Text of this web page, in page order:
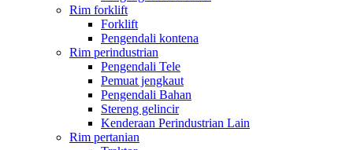
Rim forklift
Forklift
Pengendali kontena
Rim perindustrian
Pengendali Tele
Pemuat jengkaut
Pengendali Bahan
Stereng gelincir
Kenderaan Perindustrian Lain
Rim pertanian